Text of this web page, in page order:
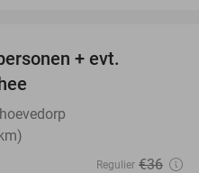
+ evt.
Regulier €36